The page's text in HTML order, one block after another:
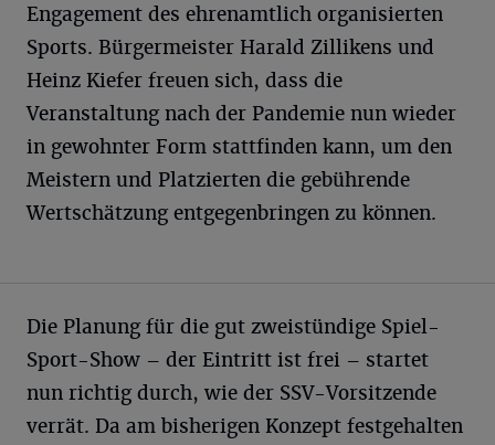
Engagement des ehrenamtlich organisierten
Sports. Bürgermeister Harald Zillikens und
Heinz Kiefer freuen sich, dass die
Veranstaltung nach der Pandemie nun wieder
in gewohnter Form stattfinden kann, um den
Meistern und Platzierten die gebührende
Wertschätzung entgegenbringen zu können.
Die Planung für die gut zweistündige Spiel-
Sport-Show – der Eintritt ist frei – startet
nun richtig durch, wie der SSV-Vorsitzende
verrät. Da am bisherigen Konzept festgehalten